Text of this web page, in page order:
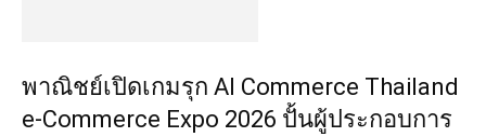
พาณิชย์เปิดเกมรุก AI Commerce Thailand
e-Commerce Expo 2026 ปั้นผู้ประกอบการ